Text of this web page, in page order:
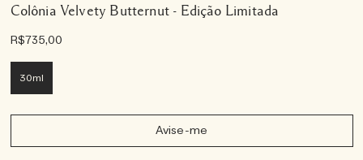
Colônia Velvety Butternut - Edição Limitada
R$735,00
30ml
Avise-me